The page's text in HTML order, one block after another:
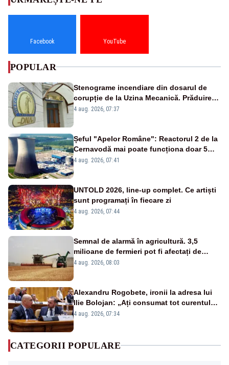
Facebook YouTube
POPULAR
Stenograme incendiare din dosarul de
corupție de la Uzina Mecanică. Prăduirea
banilor din programul SAFE, interceptată
4 aug. 2026, 07:37
Șeful "Apelor Române": Reactorul 2 de la
Cernavodă mai poate funcționa doar 5
zile
4 aug. 2026, 07:41
UNTOLD 2026, line-up complet. Ce artiști
sunt programați în fiecare zi
4 aug. 2026, 07:44
Semnal de alarmă în agricultură. 3,5
milioane de fermieri pot fi afectați de
strategia pentru conservarea
4 aug. 2026, 08:03
Alexandru Rogobete, ironii la adresa lui
Ilie Bolojan: „Ați consumat tot curentul
urmărind șobolani imaginari”
4 aug. 2026, 07:34
CATEGORII POPULARE